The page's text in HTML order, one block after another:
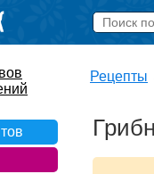
Рецепты